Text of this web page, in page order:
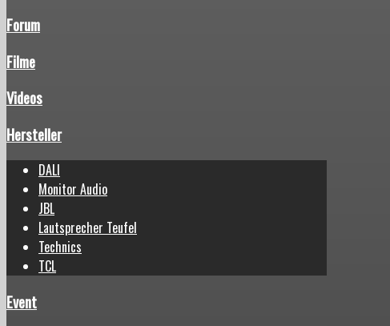
Forum
Filme
Videos
Hersteller
DALI
Monitor Audio
JBL
Lautsprecher Teufel
Technics
TCL
Event